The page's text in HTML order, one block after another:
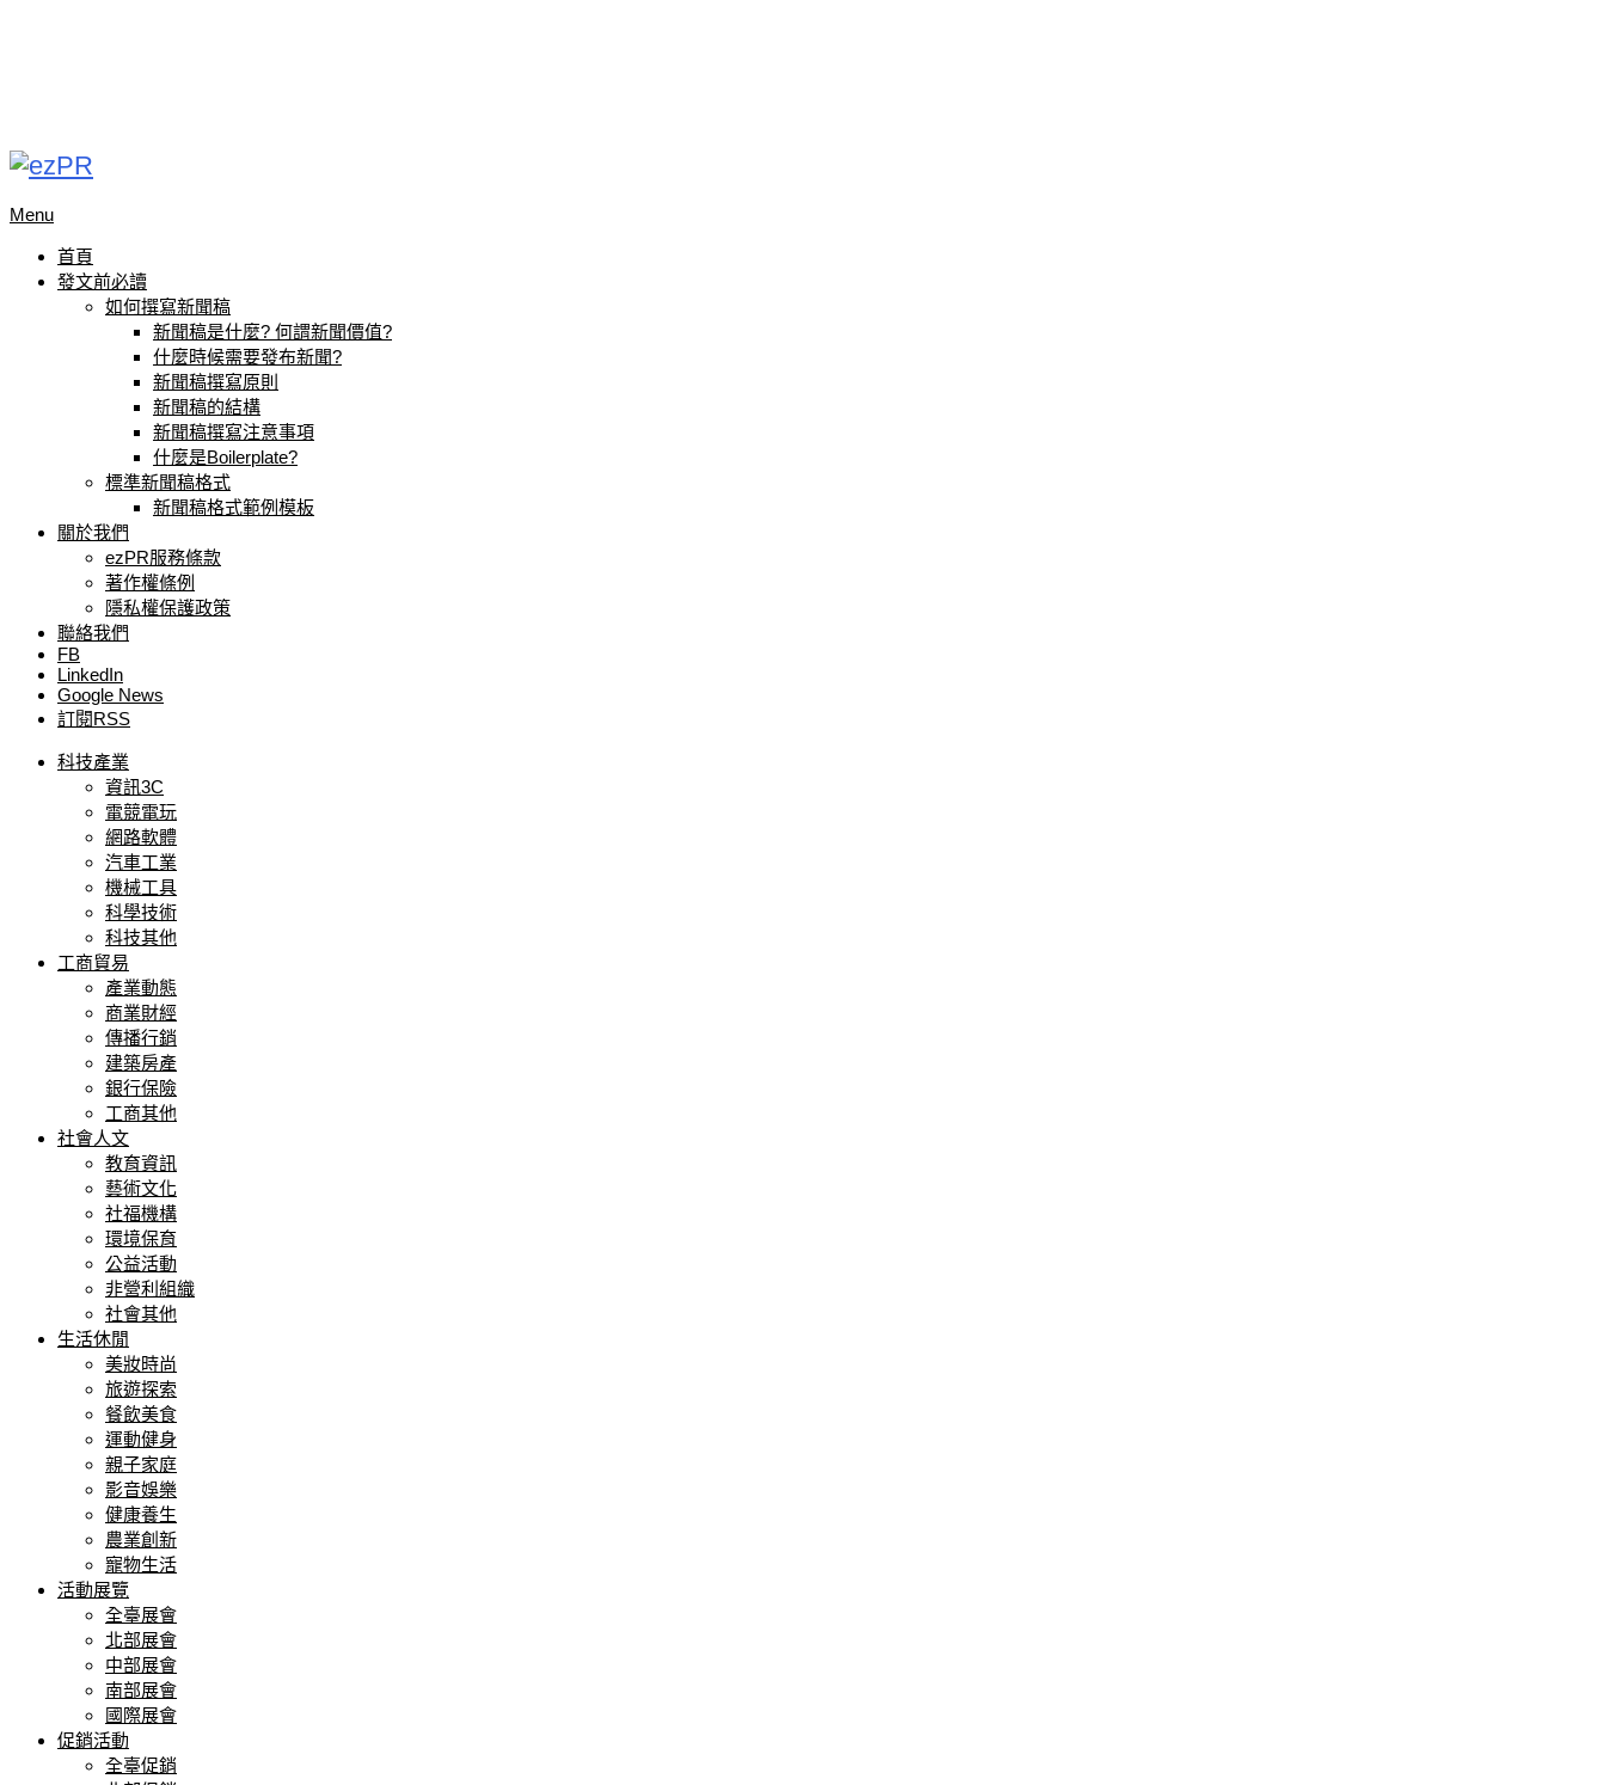
Menu
首頁
發文前必讀
如何撰寫新聞稿
新聞稿是什麼? 何謂新聞價值?
什麼時候需要發布新聞?
新聞稿撰寫原則
新聞稿的結構
新聞稿撰寫注意事項
什麼是Boilerplate?
標準新聞稿格式
新聞稿格式範例模板
關於我們
ezPR服務條款
著作權條例
隱私權保護政策
聯絡我們
FB
LinkedIn
Google News
訂閱RSS
科技產業
資訊3C
電競電玩
網路軟體
汽車工業
機械工具
科學技術
科技其他
工商貿易
產業動態
商業財經
傳播行銷
建築房產
銀行保險
工商其他
社會人文
教育資訊
藝術文化
社福機構
環境保育
公益活動
非營利組織
社會其他
生活休閒
美妝時尚
旅遊探索
餐飲美食
運動健身
親子家庭
影音娛樂
健康養生
農業創新
寵物生活
活動展覽
全臺展會
北部展會
中部展會
南部展會
國際展會
促銷活動
全臺促銷